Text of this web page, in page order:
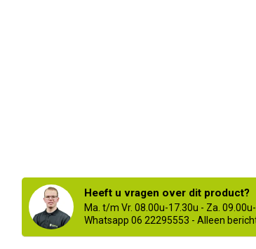
Heeft u vragen over dit product?
Ma. t/m Vr. 08.00u-17.30u - Za.
Whatsapp 06 22295553 - Alleen